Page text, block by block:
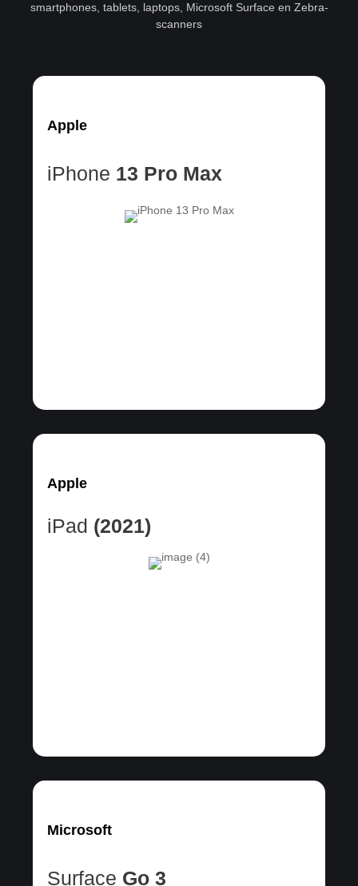
smartphones, tablets, laptops, Microsoft Surface en Zebra-
scanners
Apple
iPhone 13 Pro Max
Apple
iPad (2021)
Microsoft
Surface Go 3